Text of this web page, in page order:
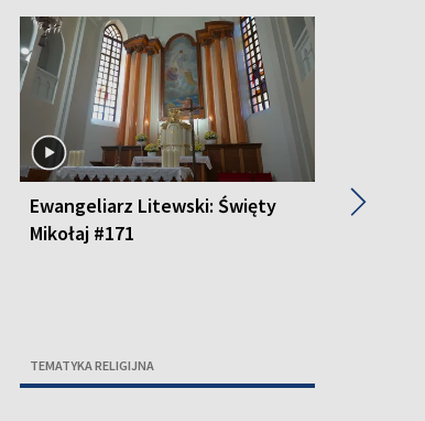
Ewangeliarz Litewski: Święty
Mikołaj #171
TEMATYKA RELIGIJNA
▶